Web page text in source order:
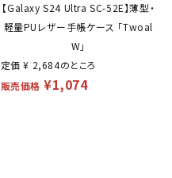
【Galaxy S24 Ultra SC-52E】薄型・
軽量PUレザー手帳ケース 「Twoal
W」
定価 ¥ 2,684のところ
販売価格 ¥1,074